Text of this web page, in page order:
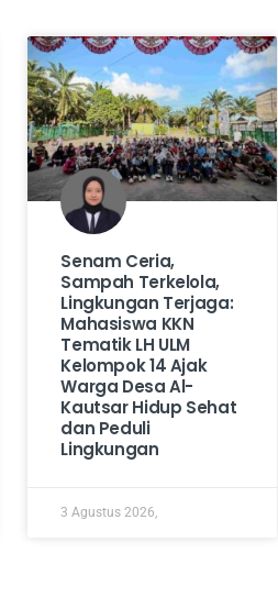
Senam Ceria,
Sampah Terkelola,
Lingkungan Terjaga:
Mahasiswa KKN
Tematik LH ULM
Kelompok 14 Ajak
Warga Desa Al-
Kautsar Hidup Sehat
dan Peduli
Lingkungan
3 Agustus 2026,